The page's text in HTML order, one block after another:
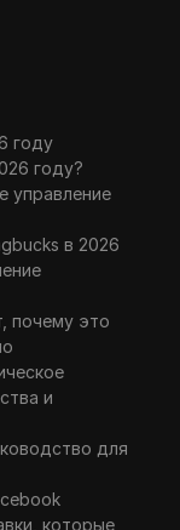
году
году?
управление
в 2026
почему это
и
для
которые